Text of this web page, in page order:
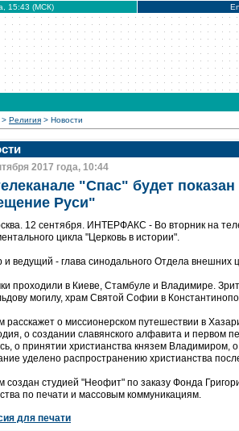
15:43 (МСК)
> Религия > Новости
2017 года, 10:44
"Спас" будет
Руси"
12 сентября. ИНТЕРФАКС - Во вторник на
цикла "Церковь в истории".
и ведущий - глава синодального Отдела
проходили в Киеве, Стамбуле и Владимире.
могилу, храм Святой Софии в
расскажет о миссионерском путешествии в
о создании славянского алфавита и первом
о принятии христианства князем Владимиром,
уделено распространению христианства
создан студией "Неофит" по заказу Фонда
по печати и массовым коммуникациям.
для печати